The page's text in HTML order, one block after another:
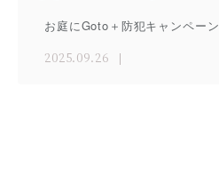
お庭にGoto＋防犯キャンペーン
2025.09.26